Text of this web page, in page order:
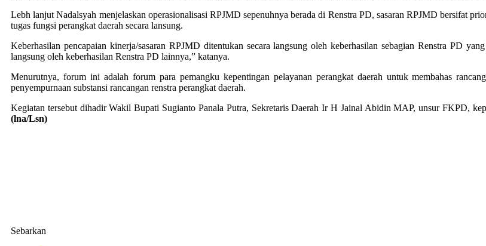
Lebh lanjut Nadalsyah menjelaskan operasionalisasi RPJMD sepenuhnya berada di Renstra PD, sasaran RPJMD bersifat
tugas fungsi perangkat daerah secara lansung.
Keberhasilan pencapaian kinerja/sasaran RPJMD ditentukan secara langsung oleh keberhasilan sebagian Renstra PD
langsung oleh keberhasilan Renstra PD lainnya,” katanya.
Menurutnya, forum ini adalah forum para pemangku kepentingan pelayanan perangkat daerah untuk membahas
penyempurnaan substansi rancangan renstra perangkat daerah.
Kegiatan tersebut dihadir Wakil Bupati Sugianto Panala Putra, Sekretaris Daerah Ir H Jainal Abidin MAP, unsur FKPD,
(lna/Lsn)
Sebarkan